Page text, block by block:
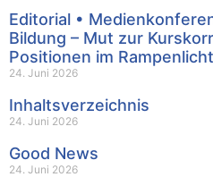
Editorial •
Bildung – Mut zur
Positionen im Rampenlicht
24. Juni 2026
Inhaltsverzeichnis
24. Juni 2026
Good News
24. Juni 2026